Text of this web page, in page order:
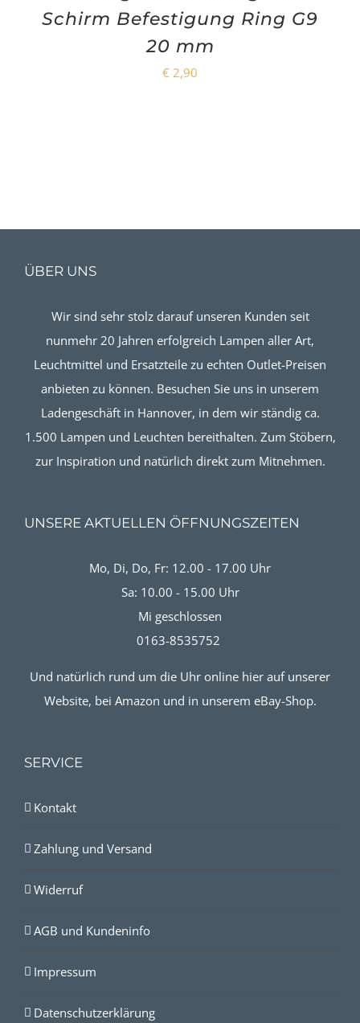
Schirm Befestigung Ring G9
20 mm
€ 2,90
ÜBER UNS
Wir sind sehr stolz darauf unseren Kunden seit
nunmehr 20 Jahren erfolgreich Lampen aller Art,
Leuchtmittel und Ersatzteile zu echten Outlet-Preisen
anbieten zu können. Besuchen Sie uns in unserem
Ladengeschäft in Hannover, in dem wir ständig ca.
1.500 Lampen und Leuchten bereithalten. Zum Stöbern,
zur Inspiration und natürlich direkt zum Mitnehmen.
UNSERE AKTUELLEN ÖFFNUNGSZEITEN
Mo, Di, Do, Fr: 12.00 - 17.00 Uhr
Sa: 10.00 - 15.00 Uhr
Mi geschlossen
0163-8535752
Und natürlich rund um die Uhr online hier auf unserer
Website, bei Amazon und in unserem eBay-Shop.
SERVICE
Kontakt
Zahlung und Versand
Widerruf
AGB und Kundeninfo
Impressum
Datenschutzerklärung